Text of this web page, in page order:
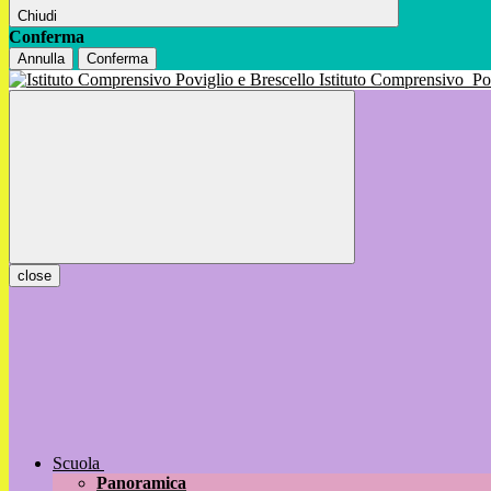
Chiudi
Conferma
Annulla Conferma
Istituto Comprensivo
close
Scuola
Panoramica